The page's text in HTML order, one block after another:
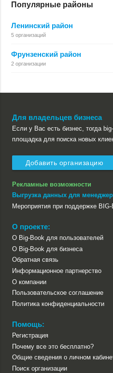
Популярные районы
Ленинский район
5 организаций
Фрунзенский район
2 организации
Для владельцев бизнеса
Если у Вас есть бизнес, тогда
площадка для поиска новых
Добавить организацию
Рекламные возможности
Выгрузка данных для
Мероприятия при поддержке BIG-
О проекте:
О Big-Book для пользователей
О Big-Book для бизнеса
Обратная связь
Информационное партнерство
О компании
Пользовательское соглашение
Политика конфиденциальности
Помощь:
Регистрация
Почему все это бесплатно?
Общие сведения о личном
Поиск организации